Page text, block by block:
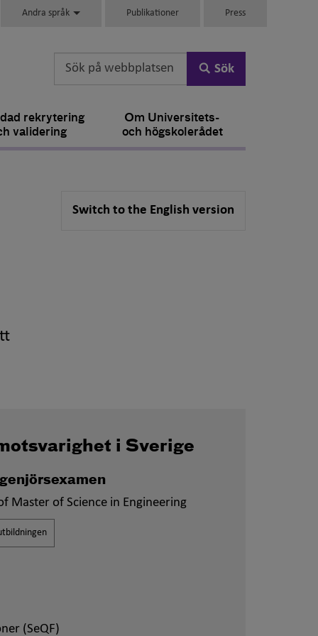
Andra språk Publikationer Press
Sök
rekrytering
validering
Om Universitets-
och högskolerådet
Switch to the English version
i Sverige
Master of Science in Engineering
(SeQF)